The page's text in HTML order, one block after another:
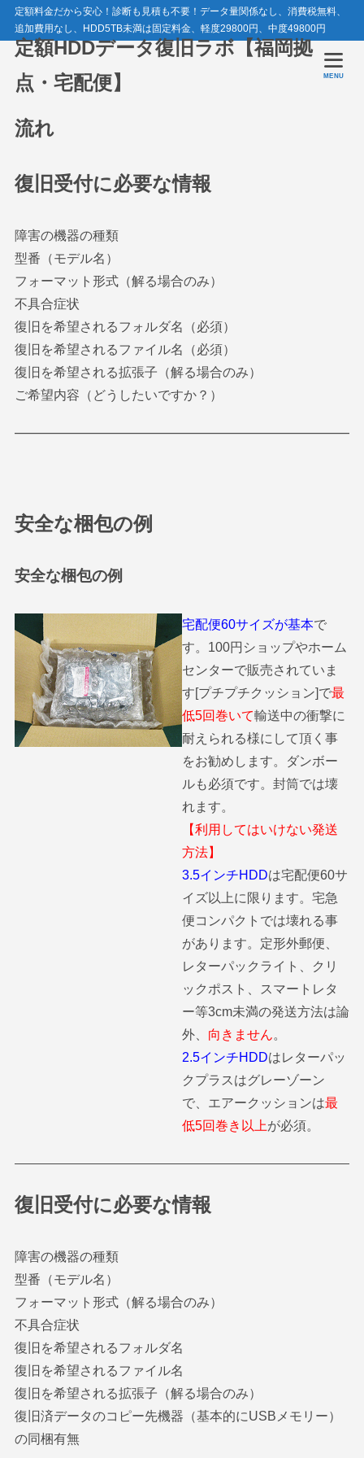
定額料金だから安心！診断も見積も不要！データ量関係なし、消費税無料、
追加費用なし、HDD5TB未満は固定料金、軽度29800円、中度49800円
定額HDDデータ復旧ラボ【福岡拠
点・宅配便】
MENU
流れ
復旧受付に必要な情報
障害の機器の種類
型番（モデル名）
フォーマット形式（解る場合のみ）
不具合症状
復旧を希望されるフォルダ名（必須）
復旧を希望されるファイル名（必須）
復旧を希望される拡張子（解る場合のみ）
ご希望内容（どうしたいですか？）
安全な梱包の例
安全な梱包の例
宅配便60サイズが基本で
す。100円ショップやホーム
センターで販売されていま
す[プチプチクッション]で最
低5回巻いて輸送中の衝撃に
耐えられる様にして頂く事
をお勧めします。ダンボー
ルも必須です。封筒では壊
れます。
【利用してはいけない発送
方法】
3.5インチHDDは宅配便60サ
イズ以上に限ります。宅急
便コンパクトでは壊れる事
があります。定形外郵便、
レターパックライト、クリ
ックポスト、スマートレタ
ー等3cm未満の発送方法は論
外、 向きません。
2.5インチHDDはレターパッ
クプラスはグレーゾーン
で、エアークッションは最
低5回巻き以上が必須。
復旧受付に必要な情報
障害の機器の種類
型番（モデル名）
フォーマット形式（解る場合のみ）
不具合症状
復旧を希望されるフォルダ名
復旧を希望されるファイル名
復旧を希望される拡張子（解る場合のみ）
復旧済データのコピー先機器（基本的にUSBメモリー）
の同梱有無